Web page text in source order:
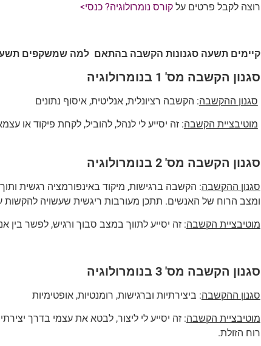
רוצה לקבל פרטים עלקורס נומרולוגיה? כנסי>
קיימים תשעה סגנונות הקשבה בהתאם למה שמשקפים
סגנון הקשבה מס' 1 בנומרולוגיה
סגנון ההקשבה: הקשבה רציונלית, אנליטית, איסוף נתונים
מוטיבציית הקשבה: זה יסייע לי לנהל, להוביל, לקחת פיקוד או
סגנון הקשבה מס' 2 בנומרולוגיה
סגנון ההקשבה: הקשבה ברגישות, מיקוד באינפורמציה רגשית
ומצב הרוח של האנשים. תתכן מעורבות ריגשית שעשויה
מוטיבציית הקשבה: זה יסייע לתווך במצב סבוך ורגיש, לפשר בין
סגנון הקשבה מס' 3 בנומרולוגיה
סגנון ההקשבה: ביצירתיות וברגישות, רומנטיות, אופטימיות
מוטיבציית הקשבה: זה יסייע לי ליצור, לבטא את עצמי בדרך
רוח הזולת.